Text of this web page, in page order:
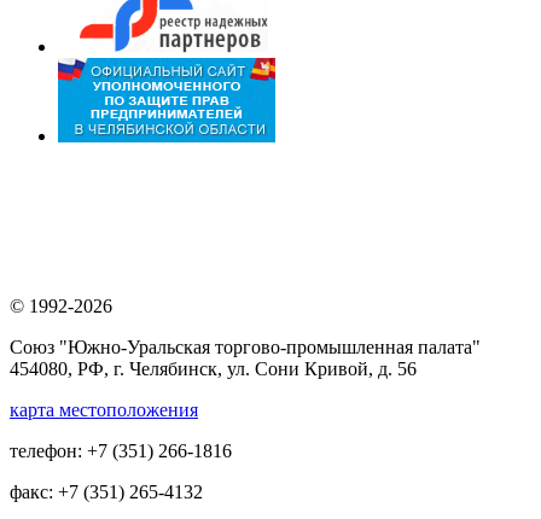
© 1992-2026
Союз "Южно-Уральская торгово-промышленная палата"
454080, РФ, г. Челябинск, ул. Сони Кривой, д. 56
карта местоположения
телефон: +7 (351) 266-1816
факс: +7 (351) 265-4132